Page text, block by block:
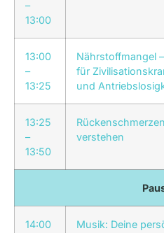
–
13:00
13:00
–
13:25
Nährstoffmangel
für
und
13:25
–
13:50
Rückenschmerzen
verstehen
14:00
Musik: Deine